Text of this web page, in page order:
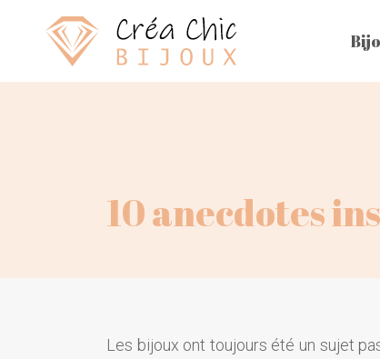
10 anecdotes
Les bijoux ont toujours été un sujet